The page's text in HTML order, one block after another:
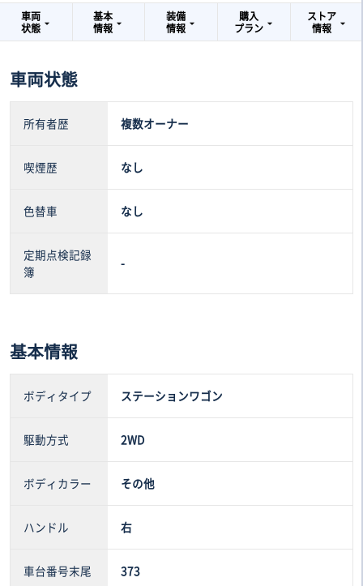
車両
状態
基本
情報
装備
情報
購入
プラン
ストア
情報
車両状態
所有者歴 複数オーナー
喫煙歴 なし
色替車 なし
定期点検記録
簿
-
基本情報
ボディタイプ ステーションワゴン
駆動方式 2WD
ボディカラー その他
ハンドル 右
車台番号末尾 373